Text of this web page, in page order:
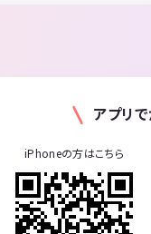
アプリ
iPhoneの方はこちら